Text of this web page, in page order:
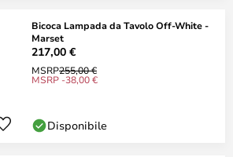
Bicoca Lampada da Tavolo Off-White -
Marset
217,00 €
MSRP255,00 €
MSRP -38,00 €
Disponibile